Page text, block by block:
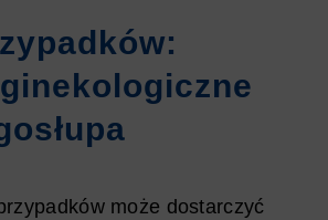
może dostarczyć